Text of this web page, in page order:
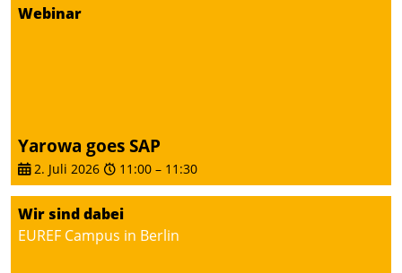
Webinar
Yarowa goes SAP
2. Juli 2026 11:00 – 11:30
Wir sind dabei
EUREF Campus in Berlin